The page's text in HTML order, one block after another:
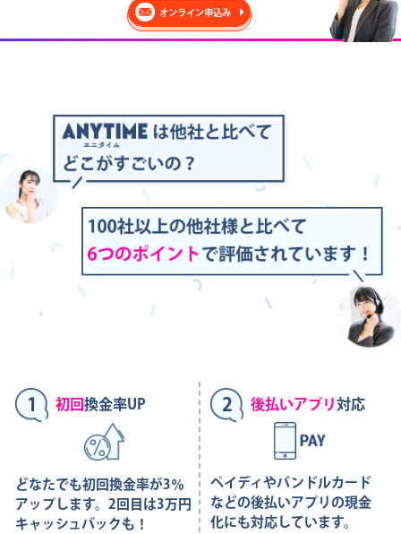
オンライン申込み
1 初回換金率UP
どなたでも初回換金率が3％
アップします。2回目は3万円
キャッシュバックも！
2 後払いアプリ対応
ペイディやバンドルカード
などの後払いアプリの現金
化にも対応しています。